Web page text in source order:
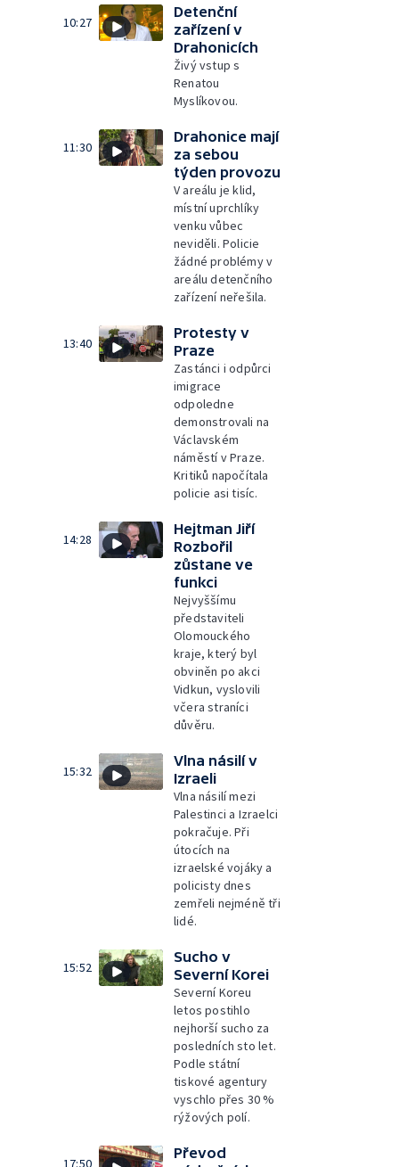
10:27
Detenční
zařízení v
Drahonicích
Živý vstup s
Renatou
Myslíkovou.
11:30
Drahonice mají
za sebou
týden provozu
V areálu je klid,
místní uprchlíky
venku vůbec
neviděli. Policie
žádné problémy v
areálu detenčního
zařízení neřešila.
13:40
Protesty v
Praze
Zastánci i odpůrci
imigrace
odpoledne
demonstrovali na
Václavském
náměstí v Praze.
Kritiků napočítala
policie asi tisíc.
14:28
Hejtman Jiří
Rozbořil
zůstane ve
funkci
Nejvyššímu
představiteli
Olomouckého
kraje, který byl
obviněn po akci
Vidkun, vyslovili
včera straníci
důvěru.
15:32
Vlna násilí v
Izraeli
Vlna násilí mezi
Palestinci a Izraelci
pokračuje. Při
útocích na
izraelské vojáky a
policisty dnes
zemřeli nejméně tři
lidé.
15:52
Sucho v
Severní Korei
Severní Koreu
letos postihlo
nejhorší sucho za
posledních sto let.
Podle státní
tiskové agentury
vyschlo přes 30 %
rýžových polí.
17:50
Převod